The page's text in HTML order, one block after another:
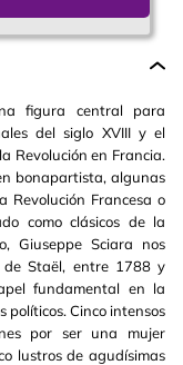
figura central para
del siglo XVIII y el
Revolución en Francia.
bonapartista, algunas
Revolución Francesa o
como clásicos de la
Giuseppe Sciara nos
Staël, entre 1788 y
fundamental en la
políticos. Cinco intensos
por ser una mujer
lustros de agudísimas